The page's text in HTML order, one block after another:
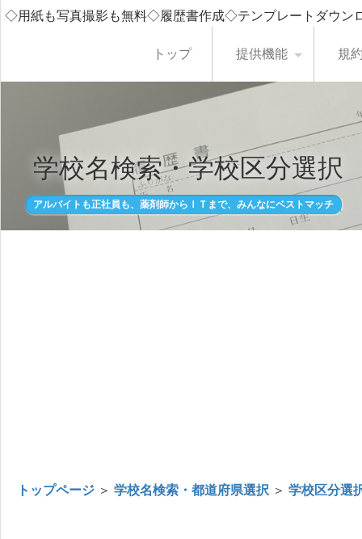
◇用紙も写真撮影も無料◇履歴書作成◇テンプレートダウ
トップ 提供機能 規
学校名検索・学校区分選択
アルバイトも正社員も、薬剤師からＩＴまで、みんなにベストマッチ
トップページ ＞ 学校名検索・都道府県選択 ＞ 学校区分選